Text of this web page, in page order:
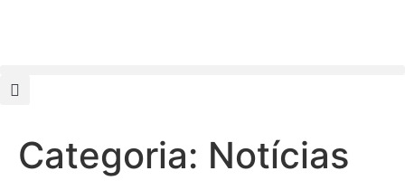
Categoria: Notícias